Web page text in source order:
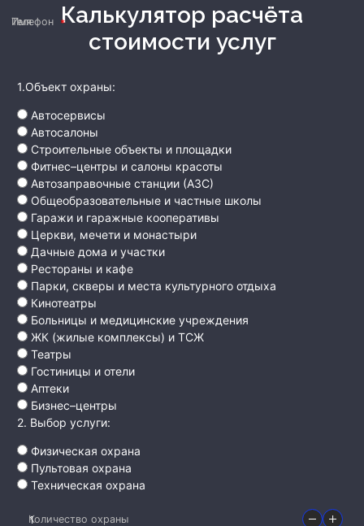
Калькулятор расчёта
стоимости услуг
1.Объект охраны:
Автосервисы
Автосалоны
Строительные объекты и площадки
Фитнес–центры и салоны красоты
Автозаправочные станции (АЗС)
Общеобразовательные и частные школы
Гаражи и гаражные кооперативы
Церкви, мечети и монастыри
Дачные дома и участки
Рестораны и кафе
Парки, скверы и места культурного отдыха
Кинотеатры
Больницы и медицинские учреждения
ЖК (жилые комплексы) и ТСЖ
Театры
Гостиницы и отели
Аптеки
Бизнес–центры
2. Выбор услуги:
Физическая охрана
Пультовая охрана
Техническая охрана
Количество охраны
Имя
Телефон